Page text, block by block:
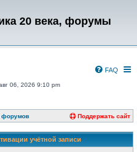
20 века, форумы
FAQ
06, 2026 9:10 pm
форумов Поддержать сайт
учётной записи